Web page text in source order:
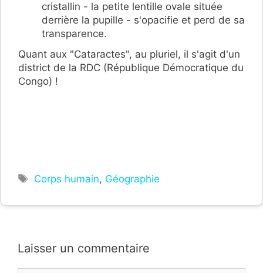
cristallin - la petite lentille ovale située
derrière la pupille - s'opacifie et perd de sa
transparence.
Quant aux "Cataractes", au pluriel, il s'agit d'un
district de la RDC (République Démocratique du
Congo) !
Étiquettes
Corps humain, Géographie
Laisser un commentaire